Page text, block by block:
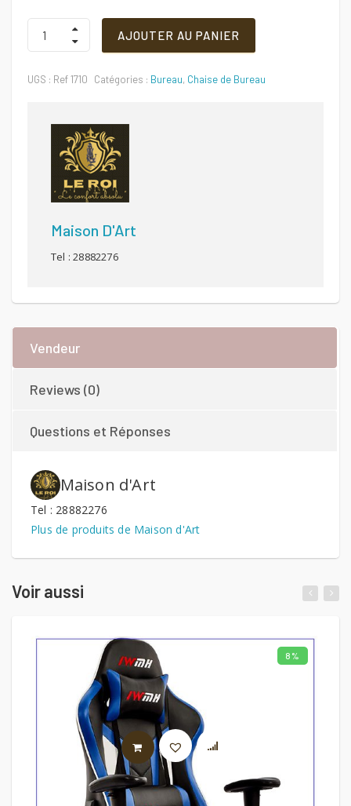
380 DT.350 DT.
Chaise
direction
Ref
Quantité
AJOUTER AU PANIER
UGS : Ref 1710 Catégories : Bureau, Chaise de Bureau
Maison D'Art
Tel : 28882276
Vendeur
Reviews (0)
Questions et Réponses
Maison d'Art
Tel : 28882276
Plus de produits de Maison d'Art
Voir aussi
8%
LIRE LA SUITE